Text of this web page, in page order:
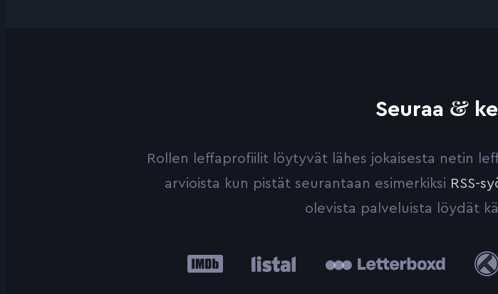
Seuraa &
Rollen leffaprofiilit löytyvät lähes jokaisesta netin
arvioista kun pistät seurantaan esimerkiksi RSS-
olevista palveluista löydät
IMDb Trakt